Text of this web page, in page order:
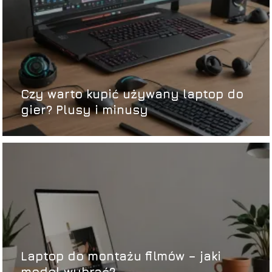
Czy warto kupić używany laptop do
gier? Plusy i minusy
Laptop do montażu filmów – jaki